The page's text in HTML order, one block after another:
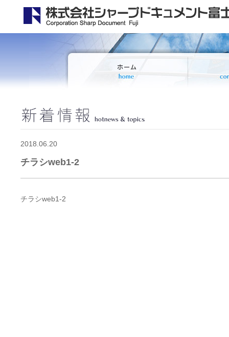
2018.06.20
チラシweb1-2
チラシweb1-2